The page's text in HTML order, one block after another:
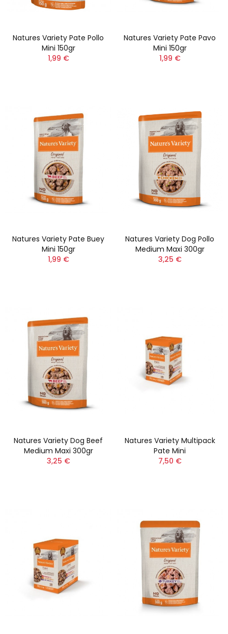
Natures Variety Pate Pollo
Mini 150gr
1,99 €
Natures Variety Pate Pavo
Mini 150gr
1,99 €
Natures Variety Pate Buey
Mini 150gr
1,99 €
Natures Variety Dog Pollo
Medium Maxi 300gr
3,25 €
Natures Variety Dog Beef
Medium Maxi 300gr
3,25 €
Natures Variety Multipack
Pate Mini
7,50 €